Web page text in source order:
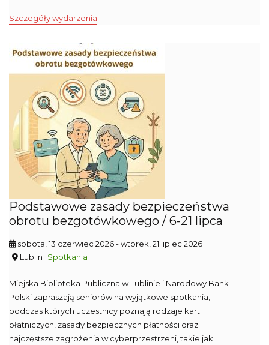
Szczegóły wydarzenia
Podstawowe zasady bezpieczeństwa
obrotu bezgotówkowego / 6-21 lipca
sobota, 13 czerwiec 2026- wtorek, 21 lipiec 2026
Lublin
Spotkania
Miejska Biblioteka Publiczna w Lublinie i Narodowy Bank
Polski zapraszają seniorów na wyjątkowe spotkania,
podczas których uczestnicy poznają rodzaje kart
płatniczych, zasady bezpiecznych płatności oraz
najczęstsze zagrożenia w cyberprzestrzeni, takie jak